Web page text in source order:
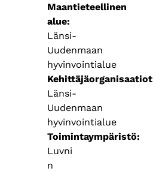
Maantieteellinen
alue
Länsi-
Uudenmaan
hyvinvointialue
Kehittäjäorganisaatiot
Länsi-
Uudenmaan
hyvinvointialue
Toimintaympäristö
Luvni
n